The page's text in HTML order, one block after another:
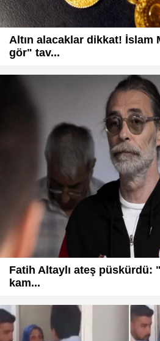
Altın alacaklar dikkat! İslam
gör" tav...
Fatih Altaylı ateş püskürdü:
kam...